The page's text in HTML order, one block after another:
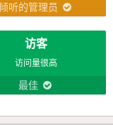
听的管理员
访客
访问量很高
最佳